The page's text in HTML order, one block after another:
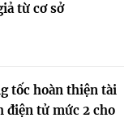
từ cơ sở
tốc hoàn thiện tài
điện tử mức 2 cho